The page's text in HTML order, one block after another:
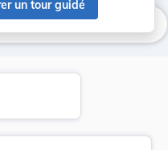
un tour guidé